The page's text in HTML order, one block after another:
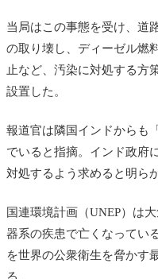
当局はこの事態を受け、道
の取り壊し、ディーゼル燃
止など、汚染に対処する方
設置した。
報道官は隣国インドからも
でいると指摘。インド政府
対処するよう求めると明ら
国連環境計画（UNEP）は
器系の疾患で亡くなってい
を世界の公衆衛生を脅かす